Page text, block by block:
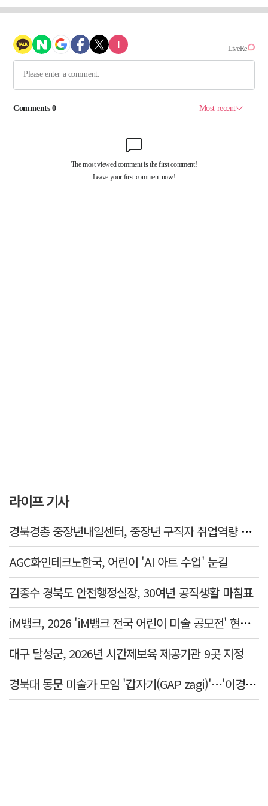
라이프 기사
경북경총 중장년내일센터, 중장년 구직자 취업역량 강화 2차 교육 '성료'
AGC화인테크노한국, 어린이 'AI 아트 수업' 눈길
김종수 경북도 안전행정실장, 30여년 공직생활 마침표
iM뱅크, 2026 'iM뱅크 전국 어린이 미술 공모전' 현장 대회 진행
대구 달성군, 2026년 시간제보육 제공기관 9곳 지정
경북대 동문 미술가 모임 '갑자기(GAP zagi)'…'이경(移境):경계를 넘어, 경계너머' 전시